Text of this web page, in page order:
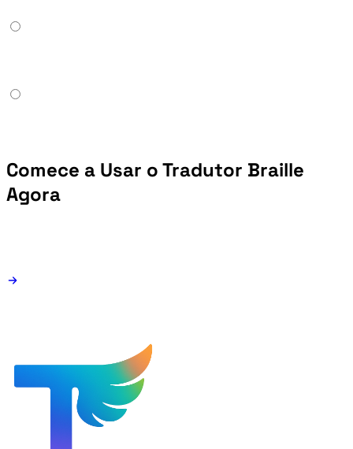
Comece a Usar o Tradutor Braille
Agora